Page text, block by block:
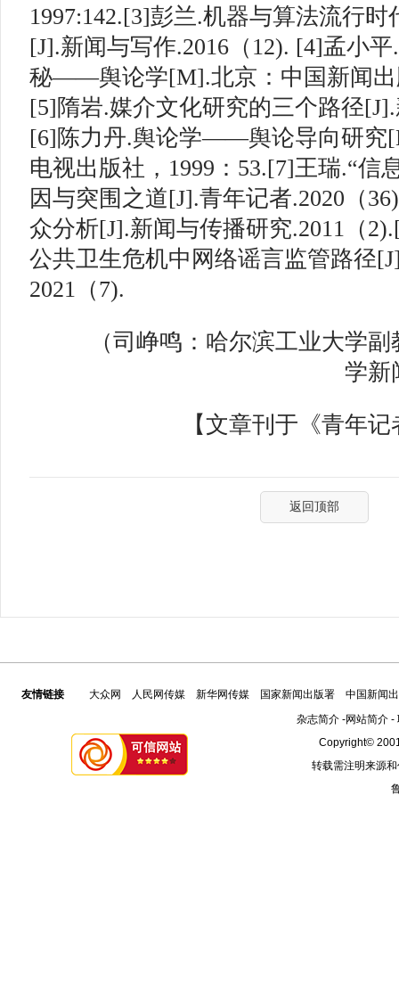
1997:142.[3]彭兰.机器与算法流行
[J].新闻与写作.2016（12). [4]孟小
秘——舆论学[M].北京：中国新闻出
[5]隋岩.媒介文化研究的三个路径
[6]陈力丹.舆论学——舆论导向研究
电视出版社，1999：53.[7]王瑞.“信
因与突围之道[J].青年记者.2020（
众分析[J].新闻与传播研究.2011（
公共卫生危机中网络谣言监管路径
2021（7).
（司峥鸣：哈尔滨工业大学副
学新
【文章刊于《青年记
返回顶部
友情链接 大众网 人民网传媒 新华网传媒 国家新闻出版署
中国新闻
杂志简介-网站简介-
Copyright©
转载需注明来源